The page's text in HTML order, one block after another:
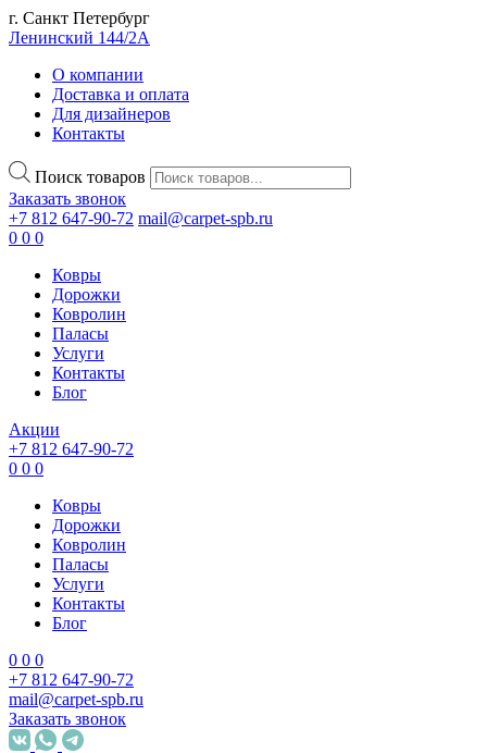
г. Санкт Петербург
Ленинский 144/2А
О компании
Доставка и оплата
Для дизайнеров
Контакты
Поиск товаров
Заказать звонок
+7 812 647-90-72 mail@carpet-spb.ru
0 0 0
Ковры
Дорожки
Ковролин
Паласы
Услуги
Контакты
Блог
Акции
+7 812 647-90-72
0 0 0
Ковры
Дорожки
Ковролин
Паласы
Услуги
Контакты
Блог
0 0 0
+7 812 647-90-72
mail@carpet-spb.ru
Заказать звонок